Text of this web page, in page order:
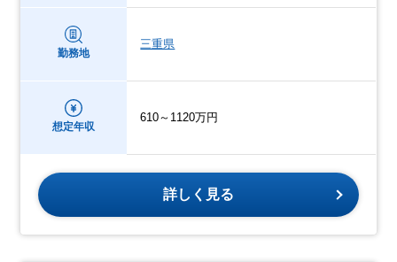
勤務地
三重県
想定年収
610～1120万円
詳しく見る